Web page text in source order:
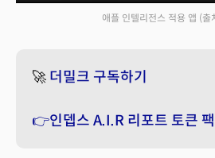
애플 인텔리전스 적용 앱 (출
🚀 더밀크 구독하기
👉인뎁스 A.I.R 리포트 토큰